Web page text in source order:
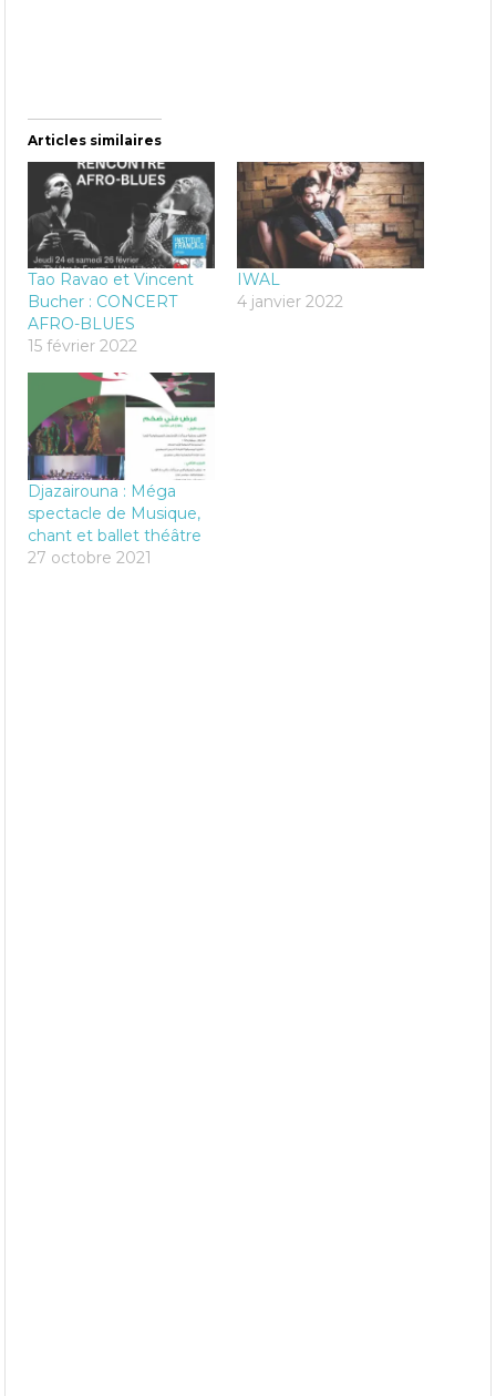
Articles similaires
Tao Ravao et Vincent
Bucher : CONCERT
AFRO-BLUES
15 février 2022
IWAL
4 janvier 2022
Djazairouna : Méga
spectacle de Musique,
chant et ballet théâtre
27 octobre 2021